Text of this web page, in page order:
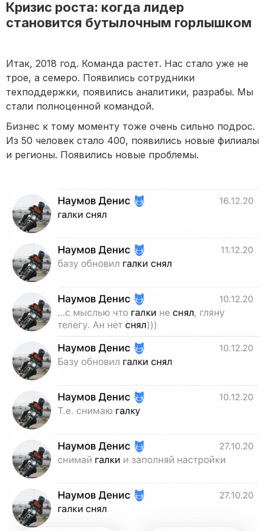
Кризис роста: когда лидер
становится бутылочным горлышком
Итак, 2018 год. Команда растет. Нас стало уже не
трое, а семеро. Появились сотрудники
техподдержки, появились аналитики, разрабы. Мы
стали полноценной командой.
Бизнес к тому моменту тоже очень сильно подрос.
Из 50 человек стало 400, появились новые филиалы
и регионы. Появились новые проблемы.